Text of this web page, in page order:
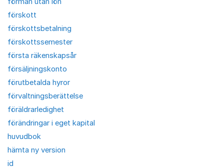
förskott
förskottsbetalning
förskottssemester
första räkenskapsår
försäljningskonto
förutbetalda hyror
förvaltningsberättelse
föräldrarledighet
förändringar i eget kapital
huvudbok
hämta ny version
id